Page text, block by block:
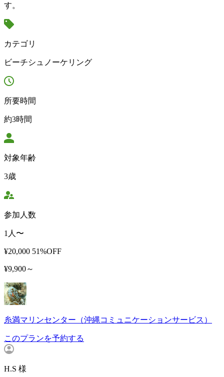
す。
カテゴリ
ビーチシュノーケリング
所要時間
約3時間
対象年齢
3歳
参加人数
1人〜
¥20,000 51%OFF
¥9,900～
糸満マリンセンター（沖縄コミュニケーションサービス）
このプランを予約する
H.S 様